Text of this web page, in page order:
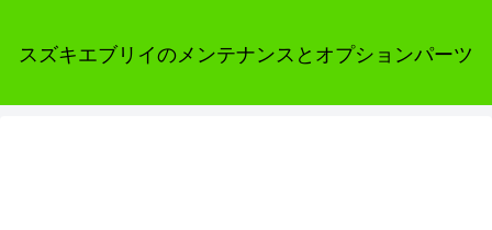
スズキエブリイのメンテナンスとオプションパーツ